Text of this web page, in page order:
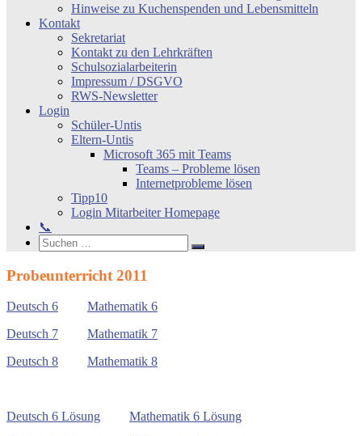
Hinweise zu Kuchenspenden und Lebensmitteln
Kontakt
Sekretariat
Kontakt zu den Lehrkräften
Schulsozialarbeiterin
Impressum / DSGVO
RWS-Newsletter
Login
Schüler-Untis
Eltern-Untis
Microsoft 365 mit Teams
Teams – Probleme lösen
Internetprobleme lösen
Tipp10
Login Mitarbeiter Homepage
📞
Search
Suchen
nach:
Suchen
Probeunterricht 2011
Deutsch 6
Mathematik 6
Deutsch 7
Mathematik 7
Deutsch 8
Mathematik 8
Deutsch 6 Lösung
Mathematik 6 Lösung